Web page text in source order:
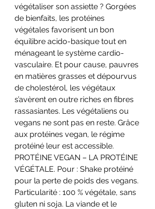
végétaliser son assiette ? Gorgées
de bienfaits, les protéines
végétales favorisent un bon
équilibre acido-basique tout en
ménageant le système cardio-
vasculaire. Et pour cause, pauvres
en matières grasses et dépourvus
de cholestérol, les végétaux
s’avèrent en outre riches en fibres
rassasiantes. Les végétaliens ou
vegans ne sont pas en reste. Grâce
aux protéines vegan, le régime
protéiné leur est accessible.
PROTÉINE VEGAN – LA PROTÉINE
VÉGÉTALE. Pour : Shake protéiné
pour la perte de poids des vegans.
Particularité : 100 % végétale, sans
gluten ni soja. La viande et le